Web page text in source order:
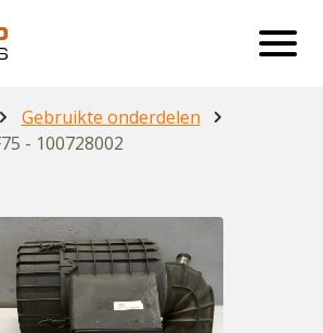
Gebruikte onderdelen
- 100728002